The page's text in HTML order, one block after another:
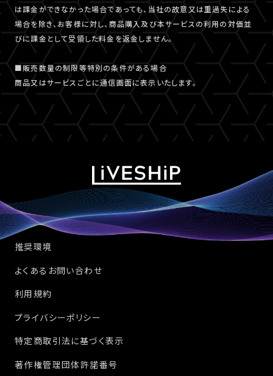
は課金ができなかった場合であっても、当社の故意又は重過失による
場合を除き、お客様に対し、商品購入及び本サービスの利用の対価並
びに課金として受領した料金を返金しません。
■販売数量の制限等特別の条件がある場合
商品又はサービスごとに通信画面に表示いたします。
推奨環境
よくあるお問い合わせ
利用規約
プライバシーポリシー
特定商取引法に基づく表示
著作権管理団体許諾番号